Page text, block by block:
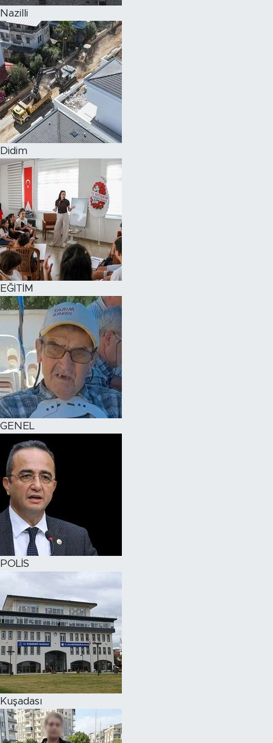
Nazilli
Didim
EĞİTİM
GENEL
POLİS
Kuşadası